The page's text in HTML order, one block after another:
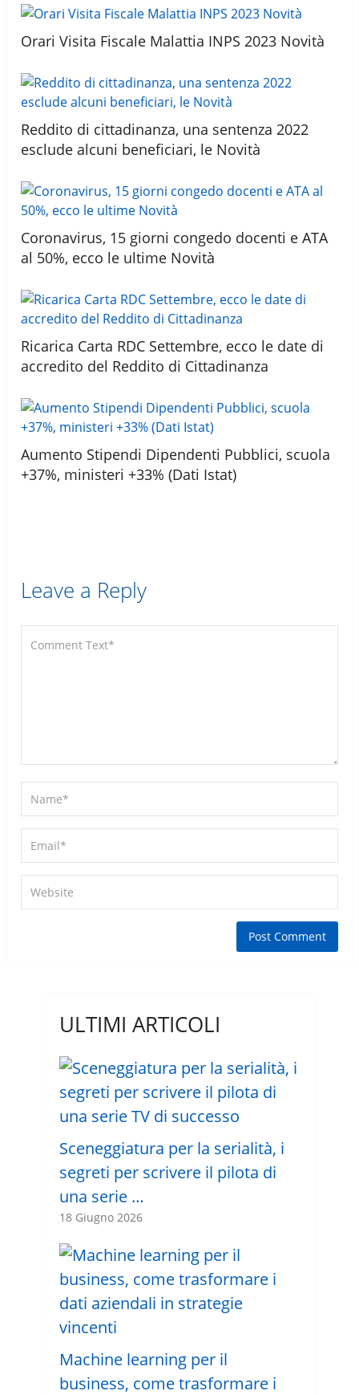
Orari Visita Fiscale Malattia INPS 2023 Novità
Reddito di cittadinanza, una sentenza 2022
esclude alcuni beneficiari, le Novità
Coronavirus, 15 giorni congedo docenti e ATA
al 50%, ecco le ultime Novità
Ricarica Carta RDC Settembre, ecco le date di
accredito del Reddito di Cittadinanza
Aumento Stipendi Dipendenti Pubblici, scuola
+37%, ministeri +33% (Dati Istat)
Leave a Reply
ULTIMI ARTICOLI
Sceneggiatura per la serialità, i
segreti per scrivere il pilota di
una serie …
18 Giugno 2026
Machine learning per il
business, come trasformare i